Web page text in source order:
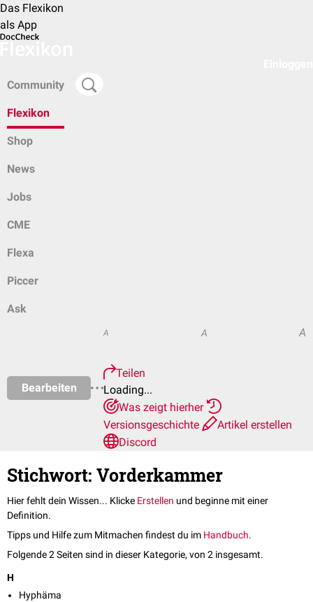
Das Flexikon
als App
Community
Flexikon
Shop
News
Jobs
CME
Flexa
Piccer
Ask
Bearbeiten
A A A
Teilen
Loading...
Was zeigt hierher
Versionsgeschichte
Artikel erstellen
Discord
Stichwort: Vorderkammer
Hier fehlt dein Wissen... Klicke Erstellen und beginne mit einer
Definition.
Tipps und Hilfe zum Mitmachen findest du im Handbuch.
Folgende 2 Seiten sind in dieser Kategorie, von 2 insgesamt.
H
Hyphäma